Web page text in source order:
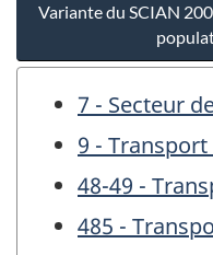
Variante du SCIAN
7 - Secteur
9 -
48-49 -
485 -